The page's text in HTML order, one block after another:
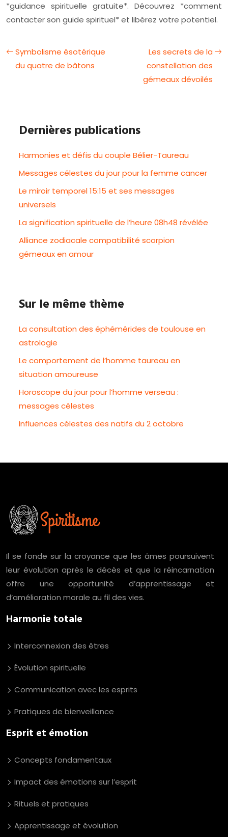
*guidance spirituelle gratuite*. Découvrez *comment
contacter son guide spirituel* et libérez votre potentiel.
Symbolisme ésotérique
du quatre de bâtons
Les secrets de la
constellation des
gémeaux dévoilés
Dernières publications
Harmonies et défis du couple Bélier-Taureau
Messages célestes du jour pour la femme cancer
Le miroir temporel 15:15 et ses messages
universels
La signification spirituelle de l’heure 08h48 révélée
Alliance zodiacale compatibilité scorpion
gémeaux en amour
Sur le même thème
La consultation des éphémérides de toulouse en
astrologie
Le comportement de l’homme taureau en
situation amoureuse
Horoscope du jour pour l’homme verseau :
messages célestes
Influences célestes des natifs du 2 octobre
Il se fonde sur la croyance que les âmes poursuivent
leur évolution après le décès et que la réincarnation
offre une opportunité d’apprentissage et
d’amélioration morale au fil des vies.
Harmonie totale
Interconnexion des êtres
Évolution spirituelle
Communication avec les esprits
Pratiques de bienveillance
Esprit et émotion
Concepts fondamentaux
Impact des émotions sur l’esprit
Rituels et pratiques
Apprentissage et évolution